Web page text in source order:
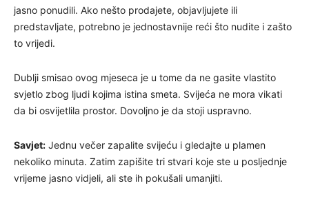
jasno ponudili. Ako nešto prodajete, objavljujete ili
predstavljate, potrebno je jednostavnije reći što nudite i zašto
to vrijedi.
Dublji smisao ovog mjeseca je u tome da ne gasite vlastito
svjetlo zbog ljudi kojima istina smeta. Svijeća ne mora vikati
da bi osvijetlila prostor. Dovoljno je da stoji uspravno.
Savjet: Jednu večer zapalite svijeću i gledajte u plamen
nekoliko minuta. Zatim zapišite tri stvari koje ste u posljednje
vrijeme jasno vidjeli, ali ste ih pokušali umanjiti.